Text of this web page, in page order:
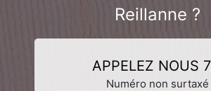
Reillanne ?
APPELEZ NOUS
Numéro non surtaxé